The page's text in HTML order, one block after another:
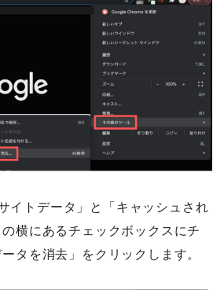
イトデータ」と「キャッシュされ
横にあるチェックボックスにチ
タを消去」をクリックします。